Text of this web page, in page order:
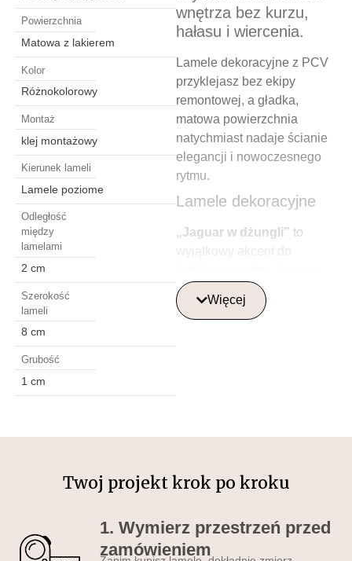
wnętrza bez kurzu,
hałasu i wiercenia.
Lamele dekoracyjne z PCV
przyklejasz bez ekipy
remontowej, a gładka,
matowa powierzchnia
natychmiast nadaje ścianie
elegancji i nowoczesnego
rytmu.
Lamele dekoracyjne
„Jaguar w dżungli” to
wyjątkowy akcent do
naturalne piękno dzikiej
przyrody z nowoczesnym
które nadają mu głębię i
Doskonały wybór do salonu,
sypialni czy biura,
przestrzeni element dzikości
i tajemniczości. Lamele
Więcej
Powierzchnia
Matowa z lakierem
Kolor
Różnokolorowy
Montaż
klej montażowy
Kierunek lameli
Lamele poziome
Odległość
między
lamelami
2 cm
Szerokość
lameli
8 cm
Grubość
1 cm
Twoj projekt krok po kroku
1. Wymierz przestrzeń przed
zamówieniem